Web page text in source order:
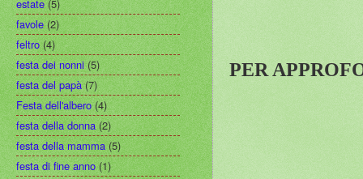
PER
estate (5)
favole (2)
feltro (4)
festa dei nonni (5)
festa del papà (7)
Festa dell'albero (4)
festa della donna (2)
festa della mamma (5)
festa di fine anno (1)